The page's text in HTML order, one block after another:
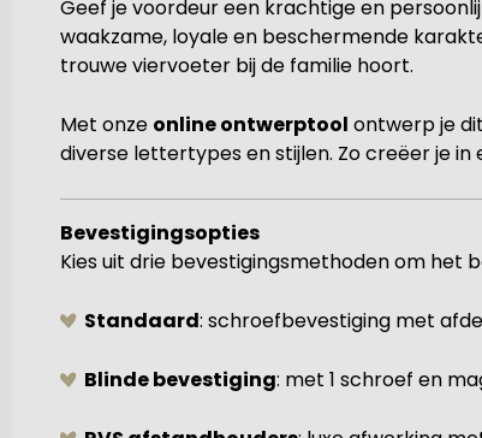
Geef je voordeur een krachtige en
waakzame, loyale en beschermende
trouwe viervoeter bij de familie hoort.
Met onze online ontwerptool ontwerp je
diverse lettertypes en stijlen. Zo creëer je
Bevestigingsopties
Kies uit drie bevestigingsmethoden om het
Standaard: schroefbevestiging met
Blinde bevestiging: met 1 schroef en